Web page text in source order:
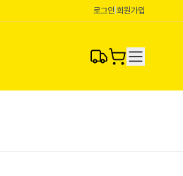
로그인 |회원가입